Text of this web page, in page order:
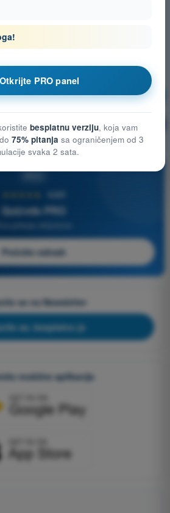
Vežbanje!
Objašnjenje pitanja
4,6/5
Quizvds PRO
Počnite odmah
se na Newsletter
se, besplatno je
mobilne aplikacije
PRO panel
besplatnu verziju, koja vam
75% pitanja sa ograničenjem od 3
svaka 2 sata.